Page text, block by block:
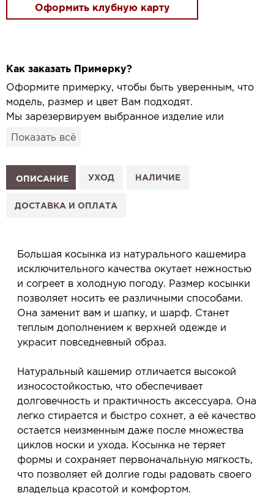
Оформить клубную карту
Как заказать Примерку?
Оформите примерку, чтобы быть уверенным, что
модель, размер и цвет Вам подходят.
Мы зарезервируем выбранное изделие или
привезём его в удобный для вас салон и
1. Выберите изделие на сайте.
2. Нажмите «Заказать примерку» и выберите салон.
3. Заполните форму и отправьте заявку.
Услуга бесплатная и ни к чему не обязывает: Вы
примеряете в салоне и уже на месте решаете,
Планируйте визит в удобное для Вас время -
резерв действует 5 дней.
Показать всё
ОПИСАНИЕ УХОД НАЛИЧИЕ
ДОСТАВКА И ОПЛАТА
Большая косынка из натурального кашемира
исключительного качества окутает нежностью
и согреет в холодную погоду. Размер косынки
позволяет носить ее различными способами.
Она заменит вам и шапку, и шарф. Станет
теплым дополнением к верхней одежде и
украсит повседневный образ.
Натуральный кашемир отличается высокой
износостойкостью, что обеспечивает
долговечность и практичность аксессуара. Она
легко стирается и быстро сохнет, а её качество
остается неизменным даже после множества
циклов носки и ухода. Косынка не теряет
формы и сохраняет первоначальную мягкость,
что позволяет ей долгие годы радовать своего
владельца красотой и комфортом.